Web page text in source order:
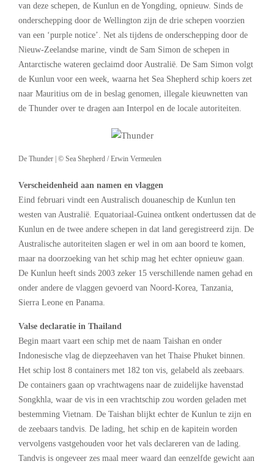
van deze schepen, de Kunlun en de Yongding, opnieuw. Sinds de
onderschepping door de Wellington zijn de drie schepen voorzien
van een ‘purple notice’. Net als tijdens de onderschepping door de
Nieuw-Zeelandse marine, vindt de Sam Simon de schepen in
Antarctische wateren geclaimd door Australië. De Sam Simon volgt
de Kunlun voor een week, waarna het Sea Shepherd schip koers zet
naar Mauritius om de in beslag genomen, illegale kieuwnetten van
de Thunder over te dragen aan Interpol en de locale autoriteiten.
De Thunder | © Sea Shepherd / Erwin Vermeulen
Verscheidenheid aan namen en vlaggen
Eind februari vindt een Australisch douaneschip de Kunlun ten
westen van Australië. Equatoriaal-Guinea ontkent ondertussen dat de
Kunlun en de twee andere schepen in dat land geregistreerd zijn. De
Australische autoriteiten slagen er wel in om aan boord te komen,
maar na doorzoeking van het schip mag het echter opnieuw gaan.
De Kunlun heeft sinds 2003 zeker 15 verschillende namen gehad en
onder andere de vlaggen gevoerd van Noord-Korea, Tanzania,
Sierra Leone en Panama.
Valse declaratie in Thailand
Begin maart vaart een schip met de naam Taishan en onder
Indonesische vlag de diepzeehaven van het Thaise Phuket binnen.
Het schip lost 8 containers met 182 ton vis, gelabeld als zeebaars.
De containers gaan op vrachtwagens naar de zuidelijke havenstad
Songkhla, waar de vis in een vrachtschip zou worden geladen met
bestemming Vietnam. De Taishan blijkt echter de Kunlun te zijn en
de zeebaars tandvis. De lading, het schip en de kapitein worden
vervolgens vastgehouden voor het vals declareren van de lading.
Tandvis is ongeveer zes maal meer waard dan eenzelfde gewicht aan